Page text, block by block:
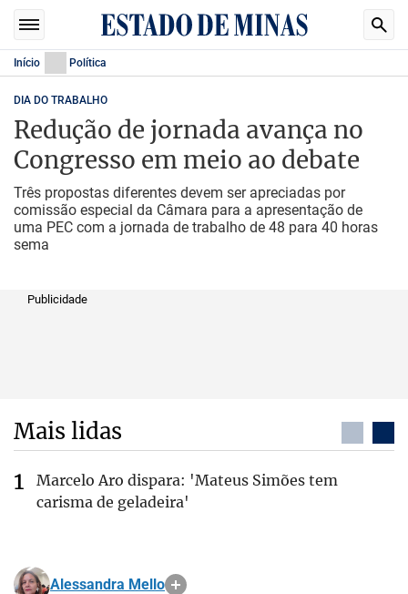
Início Política
DIA DO TRABALHO
Redução de jornada avança no
Congresso em meio ao debate
Três propostas diferentes devem ser apreciadas por
comissão especial da Câmara para a apresentação de
uma PEC com a jornada de trabalho de 48 para 40 horas
sema
Publicidade
Mais lidas
Marcelo Aro dispara: 'Mateus Simões tem
carisma de geladeira'
Alessandra Mello